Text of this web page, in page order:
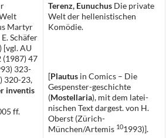
Martyr
Schäfer
[vgl. AU
(1987) 47
323-
320-23,
inventis
ff.
Terenz, Eunuchus Die private
Welt der hellenistischen
Komödie.
[Plautus in Comics – Die
Gespenster-geschichte
(Mostellaria), mit dem latei-
nischen Text dargest. von H.
Oberst (Zürich-
München/Artemis 101993)].